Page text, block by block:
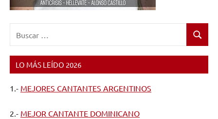
Buscar
LO MÁS LEÍDO 2026
1.- MEJORES CANTANTES ARGENTINOS
2.- MEJOR CANTANTE DOMINICANO